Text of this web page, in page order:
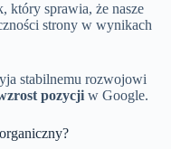
który sprawia, że nasze
strony w wynikach
stabilnemu rozwojowi
pozycji w Google.